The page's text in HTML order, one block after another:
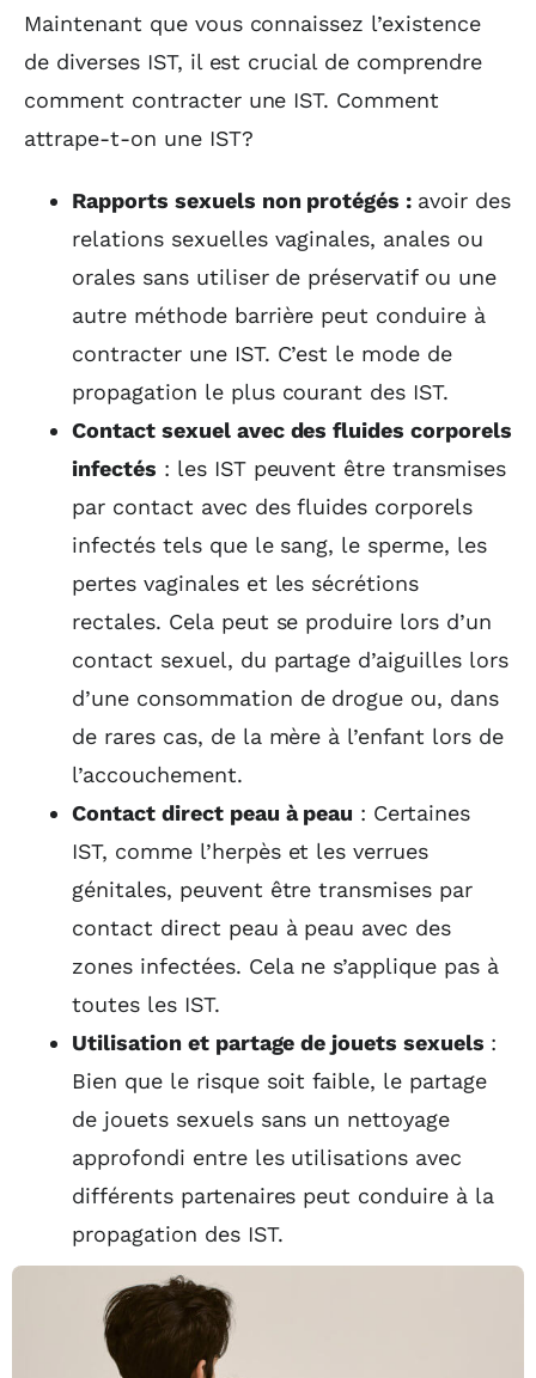
Maintenant que vous connaissez l’existence
de diverses IST, il est crucial de comprendre
comment contracter une IST. Comment
attrape-t-on une IST?
Rapports sexuels non protégés : avoir des
relations sexuelles vaginales, anales ou
orales sans utiliser de préservatif ou une
autre méthode barrière peut conduire à
contracter une IST. C’est le mode de
propagation le plus courant des IST.
Contact sexuel avec des fluides corporels
infectés : les IST peuvent être transmises
par contact avec des fluides corporels
infectés tels que le sang, le sperme, les
pertes vaginales et les sécrétions
rectales. Cela peut se produire lors d’un
contact sexuel, du partage d’aiguilles lors
d’une consommation de drogue ou, dans
de rares cas, de la mère à l’enfant lors de
l’accouchement.
Contact direct peau à peau : Certaines
IST, comme l’herpès et les verrues
génitales, peuvent être transmises par
contact direct peau à peau avec des
zones infectées. Cela ne s’applique pas à
toutes les IST.
Utilisation et partage de jouets sexuels :
Bien que le risque soit faible, le partage
de jouets sexuels sans un nettoyage
approfondi entre les utilisations avec
différents partenaires peut conduire à la
propagation des IST.